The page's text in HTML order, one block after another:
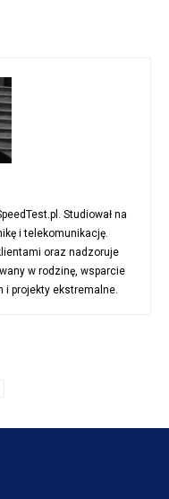
Studiował na
i telekomunikację.
oraz nadzoruje
w rodzinę, wsparcie
i projekty ekstremalne.